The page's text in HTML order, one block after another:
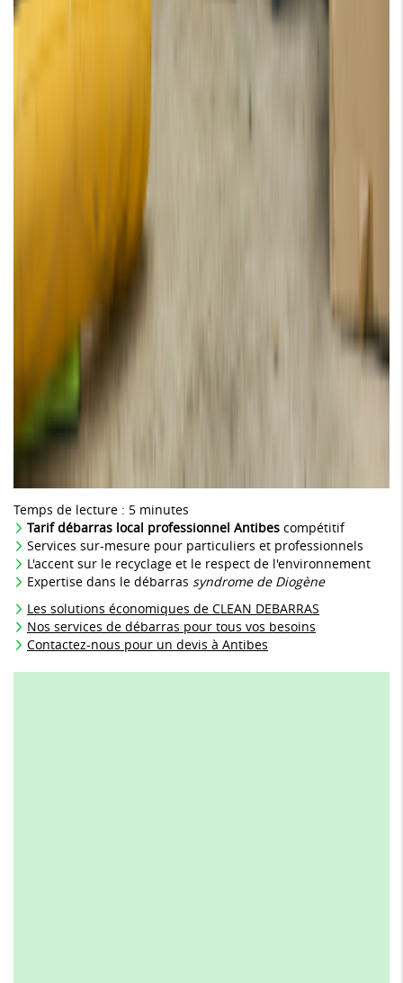
Temps de lecture : 5 minutes
Tarif débarras local professionnel Antibes compétitif
Services sur-mesure pour particuliers et professionnels
L'accent sur le recyclage et le respect de l'environnement
Expertise dans le débarras syndrome de Diogène
Les solutions économiques de CLEAN DEBARRAS
Nos services de débarras pour tous vos besoins
Contactez-nous pour un devis à Antibes